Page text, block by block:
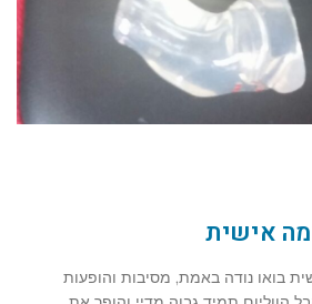
אישית
בואו נודה באמת, מסיבות והופעות